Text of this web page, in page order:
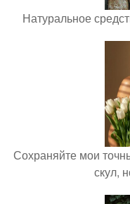
Натуральное
Сохраняйте мои
скул,